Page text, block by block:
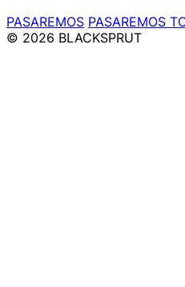
PASAREMOS PASAREMOS
© 2026 BLACKSPRUT